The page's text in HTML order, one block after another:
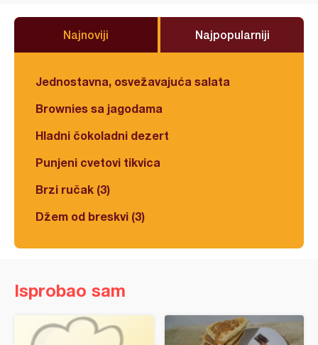
Najnoviji Najpopularniji
Jednostavna, osvežavajuća salata
Brownies sa jagodama
Hladni čokoladni dezert
Punjeni cvetovi tikvica
Brzi ručak (3)
Džem od breskvi (3)
Isprobao sam